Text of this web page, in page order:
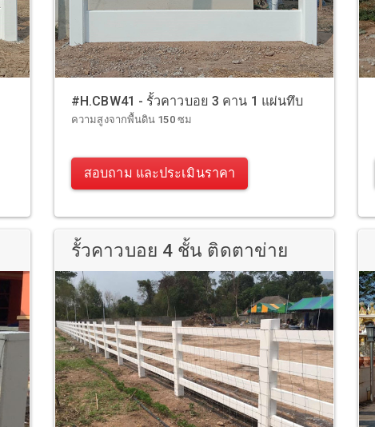
#H.CBW41 - รั้วคาวบอย 3 คาน 1 แผ่นทึบ
ความสูงจากพื้นดิน 150 ซม
สอบถาม และประเมินราคา
รั้วคาวบอย 4 ชั้น ติดตาข่าย